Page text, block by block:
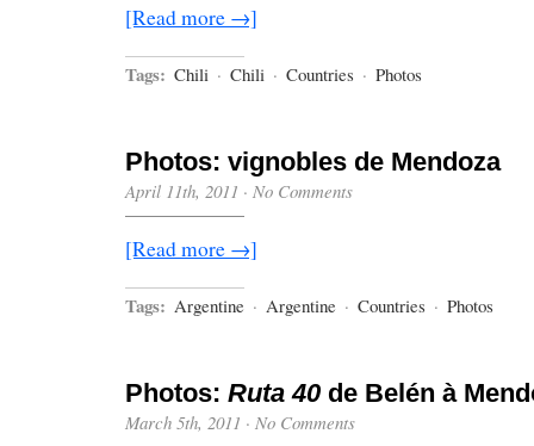
[Read more →]
Tags: Chili · Chili · Countries · Photos
Photos: vignobles de Mendoza
April 11th, 2011 · No Comments
[Read more →]
Tags: Argentine · Argentine · Countries · Photos
Photos: Ruta 40 de Belén à
March 5th, 2011 · No Comments